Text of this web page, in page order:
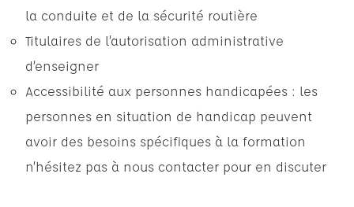
la conduite et de la sécurité routière
Titulaires de l’autorisation administrative
d’enseigner
Accessibilité aux personnes handicapées : les
personnes en situation de handicap peuvent
avoir des besoins spécifiques à la formation
n’hésitez pas à nous contacter pour en discuter